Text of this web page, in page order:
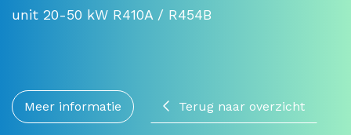
unit 20-50 kW R410A / R454B
Meer informatie Terug naar overzicht